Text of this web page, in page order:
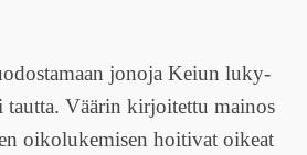
jonoja Keiun luky-
tautta. Väärin kirjoitettu mainos
oikolukemisen hoitivat oikeat